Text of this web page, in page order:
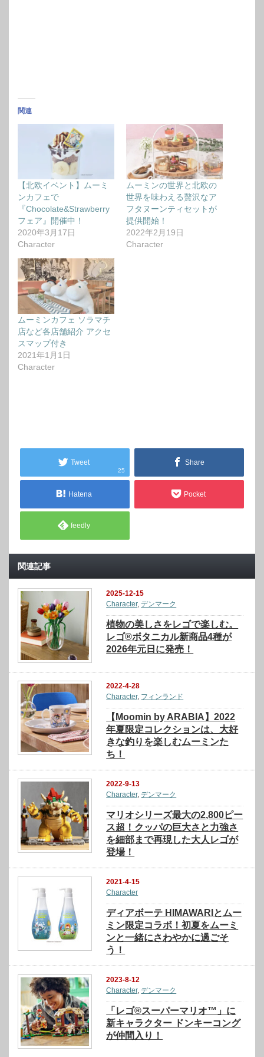
関連
【北欧イベント】ムーミ
ンカフェで
『Chocolate&Strawberry
フェア』開催中！
2020年3月17日
Character
ムーミンの世界と北欧の
世界を味わえる贅沢なア
フタヌーンティセットが
提供開始！
2022年2月19日
Character
ムーミンカフェ ソラマチ
店など各店舗紹介 アクセ
スマップ付き
2021年1月1日
Character
Tweet
25
Share
Hatena Pocket
feedly
関連記事
2025-12-15
Character,デンマーク
植物の美しさをレゴで楽しむ。
レゴ®ボタニカル新商品4種が
2026年元日に発売！
2022-4-28
Character, フィンランド
【Moomin by ARABIA】2022
年夏限定コレクションは、大好
きな釣りを楽しむムーミンた
ち！
2022-9-13
Character,デンマーク
マリオシリーズ最大の2,800ピー
ス超！クッパの巨大さと力強さ
を細部まで再現した大人レゴが
登場！
2021-4-15
Character
ディアボーテ HIMAWARIとムー
ミン限定コラボ！初夏をムーミ
ンと一緒にさわやかに過ごそ
う！
2023-8-12
Character,デンマーク
「レゴ®スーパーマリオ™」に
新キャラクター ドンキーコング
が仲間入り！